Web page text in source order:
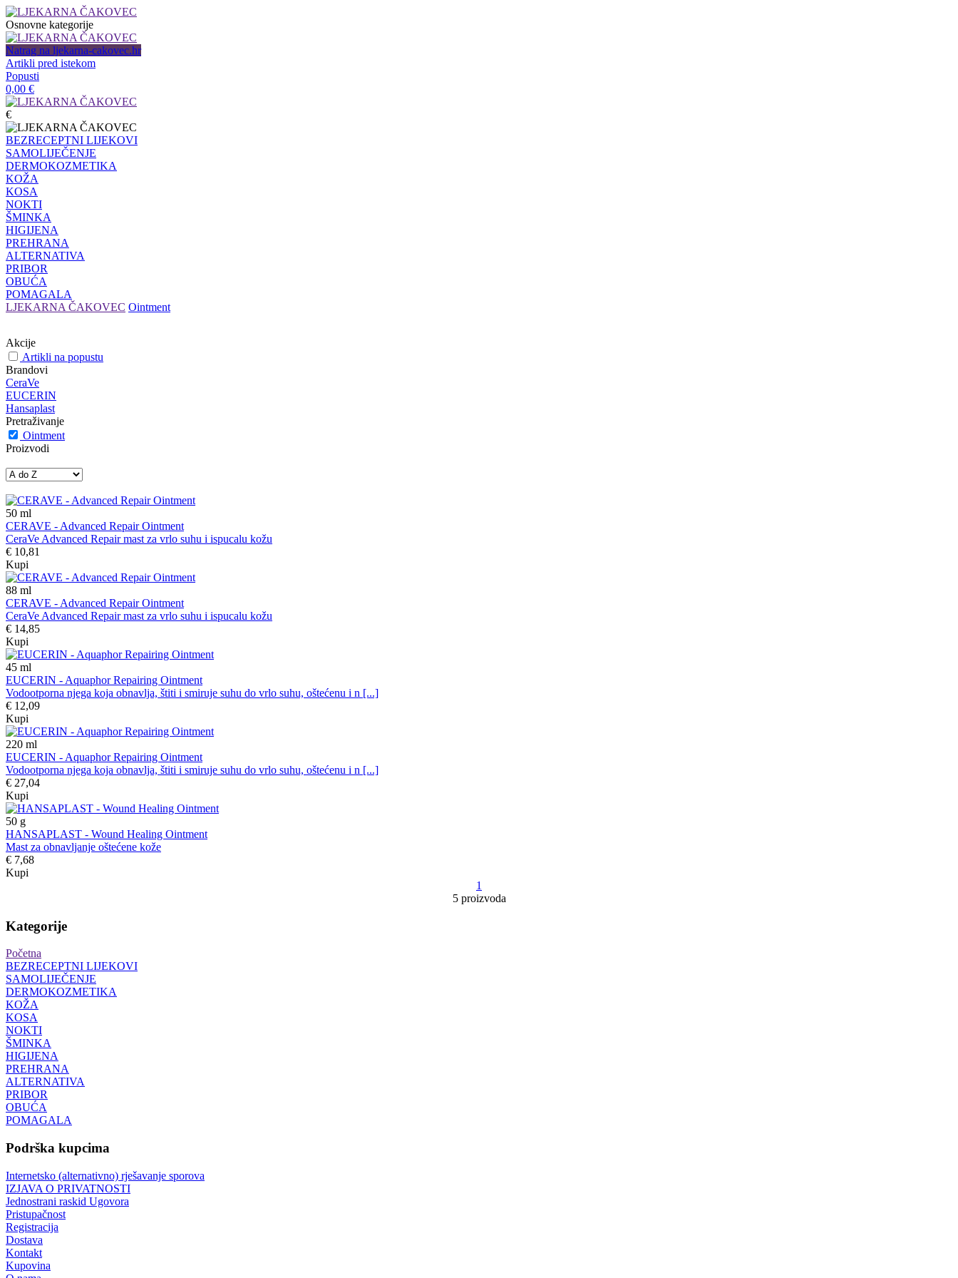
Osnovne kategorije
Natrag na ljekarna-cakovec.hr
Artikli pred istekom
Popusti
0,00 €
€
BEZRECEPTNI LIJEKOVI
SAMOLIJEČENJE
DERMOKOZMETIKA
KOŽA
KOSA
NOKTI
ŠMINKA
HIGIJENA
PREHRANA
ALTERNATIVA
PRIBOR
OBUĆA
POMAGALA
LJEKARNA ČAKOVEC Ointment
Akcije
Artikli na popustu
Brandovi
CeraVe
EUCERIN
Hansaplast
Pretraživanje
Ointment
Proizvodi
50 ml
CERAVE - Advanced Repair Ointment
CeraVe Advanced Repair mast za vrlo suhu i ispucalu kožu
€ 10,81
Kupi
88 ml
CERAVE - Advanced Repair Ointment
CeraVe Advanced Repair mast za vrlo suhu i ispucalu kožu
€ 14,85
Kupi
45 ml
EUCERIN - Aquaphor Repairing Ointment
Vodootporna njega koja obnavlja, štiti i smiruje suhu do vrlo suhu, oštećenu i n [...]
€ 12,09
Kupi
220 ml
EUCERIN - Aquaphor Repairing Ointment
Vodootporna njega koja obnavlja, štiti i smiruje suhu do vrlo suhu, oštećenu i n [...]
€ 27,04
Kupi
50 g
HANSAPLAST - Wound Healing Ointment
Mast za obnavljanje oštećene kože
€ 7,68
Kupi
1
5 proizvoda
Kategorije
Početna
BEZRECEPTNI LIJEKOVI
SAMOLIJEČENJE
DERMOKOZMETIKA
KOŽA
KOSA
NOKTI
ŠMINKA
HIGIJENA
PREHRANA
ALTERNATIVA
PRIBOR
OBUĆA
POMAGALA
Podrška kupcima
Internetsko (alternativno) rješavanje sporova
IZJAVA O PRIVATNOSTI
Jednostrani raskid Ugovora
Pristupačnost
Registracija
Dostava
Kontakt
Kupovina